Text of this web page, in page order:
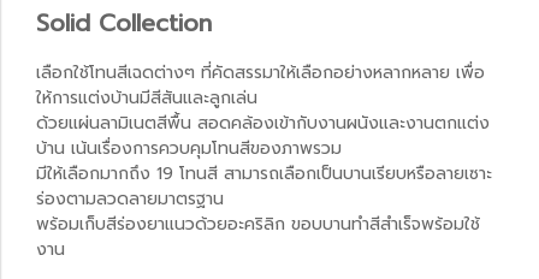
Solid Collection
เลือกใช้โทนสีเฉดต่างๆ ที่คัดสรรมาให้เลือกอย่างหลากหลาย เพื่อ
ให้การแต่งบ้านมีสีสันและลูกเล่น
ด้วยแผ่นลามิเนตสีพื้น สอดคล้องเข้ากับงานผนังและงานตกแต่ง
บ้าน เน้นเรื่องการควบคุมโทนสีของภาพรวม
มีให้เลือกมากถึง 19 โทนสี สามารถเลือกเป็นบานเรียบหรือลายเซาะ
ร่องตามลวดลายมาตรฐาน
พร้อมเก็บสีร่องยาแนวด้วยอะคริลิก ขอบบานทำสีสำเร็จพร้อมใช้
งาน